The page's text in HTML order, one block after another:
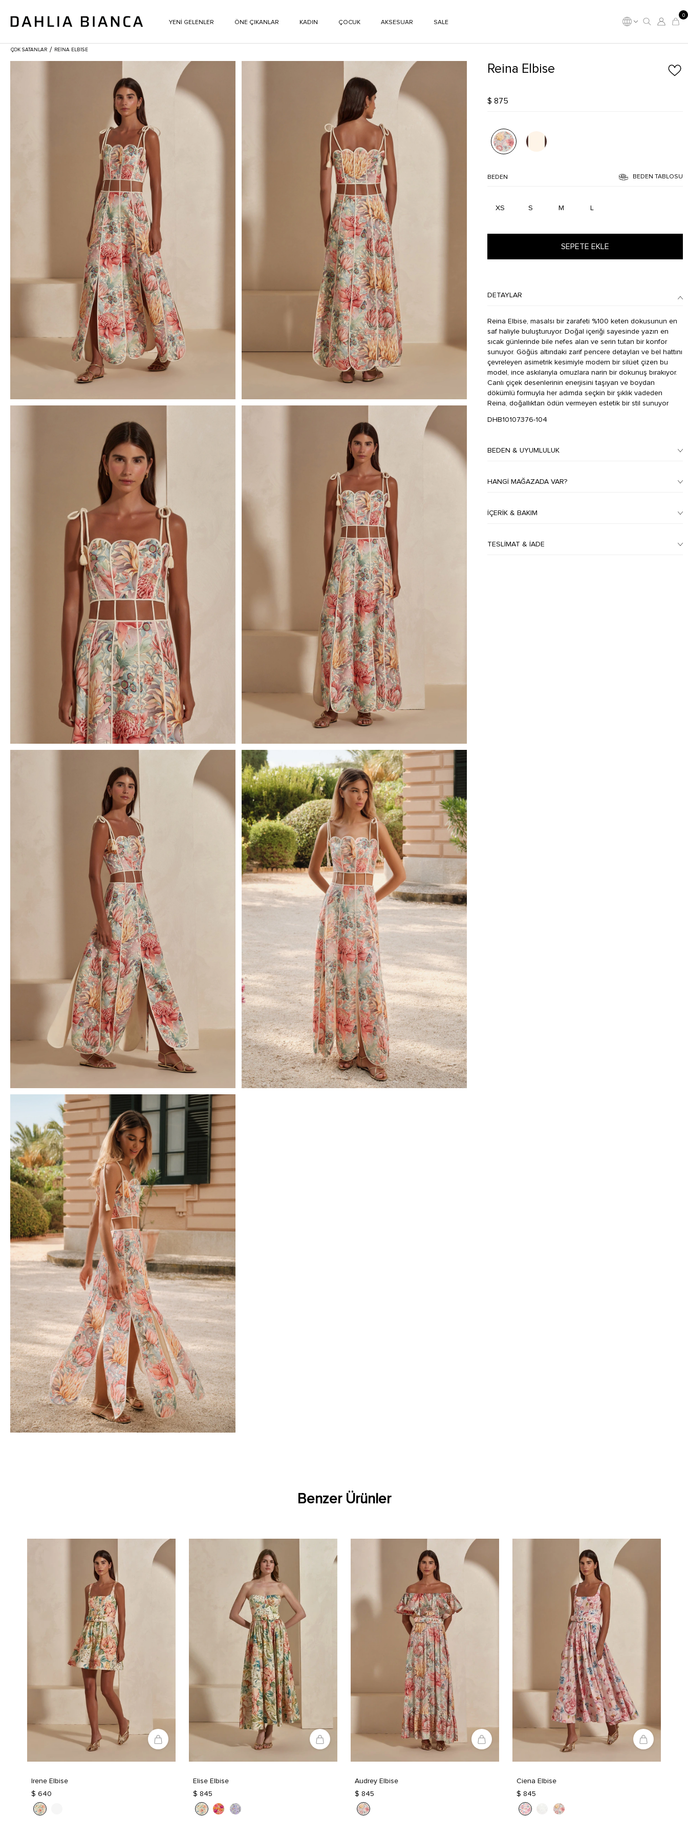
YENİ GELENLER ÖNE ÇIKANLAR KADIN ÇOCUK AKSESUAR SALE
0
ÇOK SATANLAR / REINA ELBISE
Reina Elbise
$ 875
BEDEN BEDEN TABLOSU
XS S M L
SEPETE EKLE
DETAYLAR
Reina Elbise, masalsı bir zarafeti %100 keten dokusunun en
saf haliyle buluşturuyor. Doğal içeriği sayesinde yazın en
sıcak günlerinde bile nefes alan ve serin tutan bir konfor
sunuyor. Göğüs altındaki zarif pencere detayları ve bel hattını
çevreleyen asimetrik kesimiyle modern bir silüet çizen bu
model, ince askılarıyla omuzlara narin bir dokunuş bırakıyor.
Canlı çiçek desenlerinin enerjisini taşıyan ve boydan
dökümlü formuyla her adımda seçkin bir şıklık vadeden
Reina, doğallıktan ödün vermeyen estetik bir stil sunuyor
DHB10107376-104
BEDEN & UYUMLULUK
HANGI MAĞAZADA VAR?
İÇERIK & BAKIM
TESLIMAT & İADE
Benzer Ürünler
Irene Elbise
$ 640
Elise Elbise
$ 845
Audrey Elbise
$ 845
Ciena Elbise
$ 845